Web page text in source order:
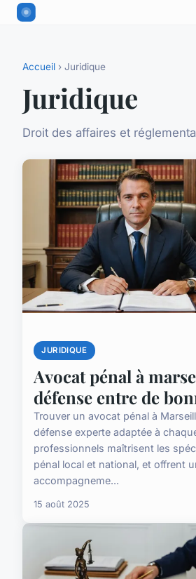
Accueil › Juridique
Juridique
Droit des affaires et
JURIDIQUE
Avocat pénal à
défense entre de
Trouver un avocat pénal à
défense experte adaptée à
professionnels maîtrisent les
pénal local et national, et offrent
accompagneme...
15 août 2025